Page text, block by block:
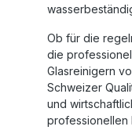
Ob für die
die
Glasreinigern
Schweizer
und
professionellen